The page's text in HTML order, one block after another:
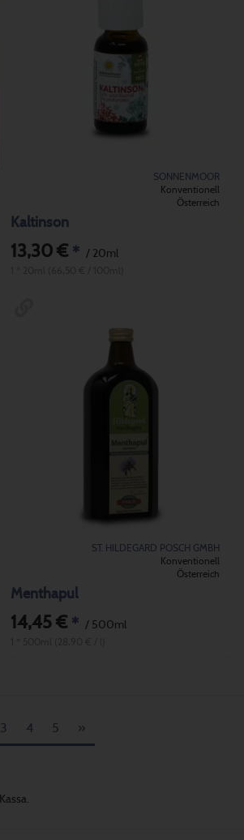
SONNENMOOR
Konventionell
Österreich
Kaltinson
13,30 €* / 20ml
ST. HILDEGARD POSCH GMBH
Konventionell
Österreich
Menthapul
14,45 €* / 500ml
3 4 5 »